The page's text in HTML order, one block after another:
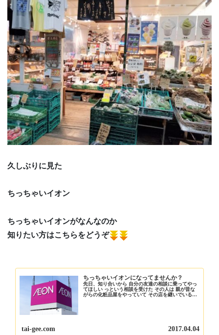
久しぶりに見た
ちっちゃいイオン
ちっちゃいイオンがなんなのか
知りたい方はこちらをどうぞ
ちっちゃいイオンになってませんか？
先日、知り合いから 自分の友達の相談に乗ってやっ
てほしい っという相談を受けた その人は 親が昔な
がらの化粧品屋をやっていて その店を継いでいるん
tai-gee.com 2017.04.04